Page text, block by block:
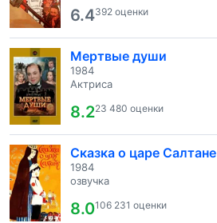
6.4392 оценки
Мертвые души
1984
Актриса
8.223 480 оценки
Сказка о царе Салтане
1984
озвучка
8.0106 231 оценки